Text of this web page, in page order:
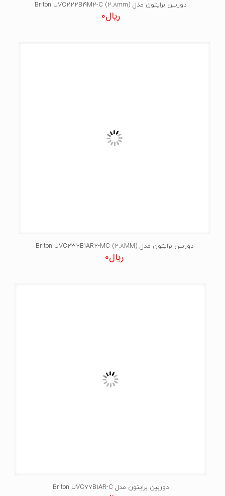
دوربین برایتون مدل Briton UVC222B19M2-C (2.8mm)
ریال0
دوربین برایتون مدل Briton UVC232B1AR2-MC (2.8MM)
ریال0
دوربین برایتون مدل Briton UVC77B1AR-C